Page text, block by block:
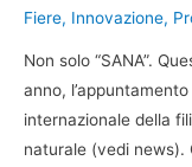
Fiere, Innovazione,
Non solo “SANA”.
anno,
internazionale della
naturale (vedi news).